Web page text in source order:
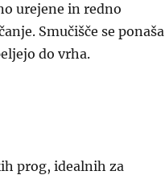
urejene in redno
Smučišče se ponaša
do vrha.
prog, idealnih za